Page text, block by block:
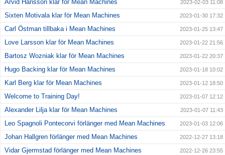
Arvid Hansson klar för Mean Machines 2023-02-03 11:08
Sixten Motivala klar för Mean Machines 2023-01-30 17:32
Carl Östman tillbaka i Mean Machines 2023-01-25 13:47
Love Larsson klar för Mean Machines 2023-01-22 21:56
Bartosz Wozniak klar för Mean Machines 2023-01-22 20:37
Hugo Backing klar för Mean Machines 2023-01-18 10:02
Karl Berg klar för Mean Machines 2023-01-12 18:50
Welcome to Training Day! 2023-01-07 12:12
Alexander Lilja klar för Mean Machines 2023-01-07 11:43
Leo Spagnoli Pontecorvi förlänger med Mean Machines 2023-01-03 12:06
Johan Hallgren förlänger med Mean Machines 2022-12-27 13:18
Vidar Gjermstad förlänger med Mean Machines 2022-12-26 23:55